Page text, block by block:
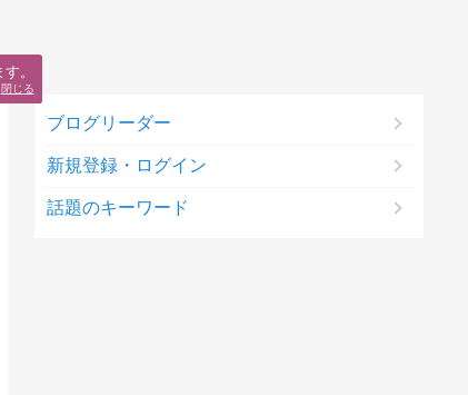
ブログリーダー
新規登録・ログイン
話題のキーワード
。
閉じる